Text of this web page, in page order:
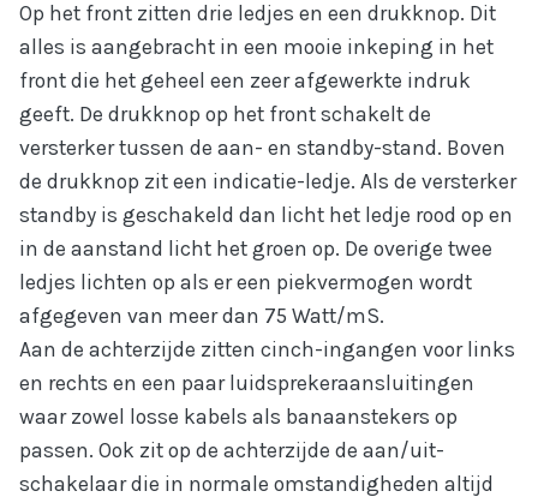
Op het front zitten drie ledjes en een drukknop. Dit
alles is aangebracht in een mooie inkeping in het
front die het geheel een zeer afgewerkte indruk
geeft. De drukknop op het front schakelt de
versterker tussen de aan- en standby-stand. Boven
de drukknop zit een indicatie-ledje. Als de versterker
standby is geschakeld dan licht het ledje rood op en
in de aanstand licht het groen op. De overige twee
ledjes lichten op als er een piekvermogen wordt
afgegeven van meer dan 75 Watt/mS.
Aan de achterzijde zitten cinch-ingangen voor links
en rechts en een paar luidsprekeraansluitingen
waar zowel losse kabels als banaanstekers op
passen. Ook zit op de achterzijde de aan/uit-
schakelaar die in normale omstandigheden altijd